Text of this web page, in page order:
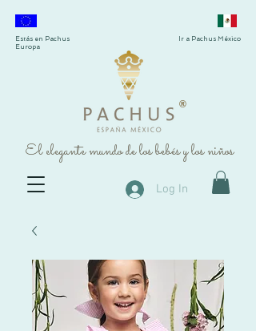
®
El elegante mundo de los bebés y los niños
Estás en Pachus
Europa
Ir a Pachus México
Log In